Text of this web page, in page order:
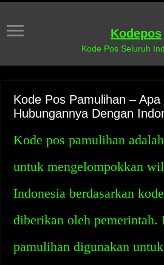
Kodepos
Kode Pos Seluruh
Kode Pos Pamulihan –
Hubungannya Dengan
Kode pos pamulihan
untuk mengelompokkan
Indonesia berdasarkan
diberikan oleh pemerintah.
pamulihan digunakan